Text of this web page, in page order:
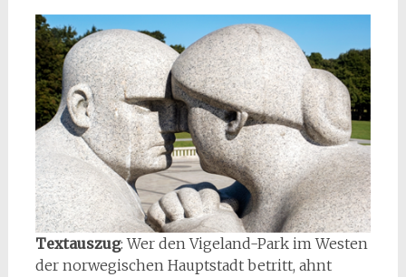
Textauszug: Wer den Vigeland-Park im Westen
der norwegischen Hauptstadt betritt, ahnt